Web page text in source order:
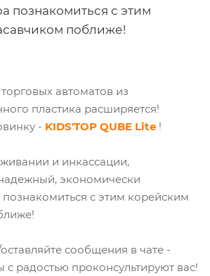
познакомиться с этим
поближе!
автоматов из
пластика расширяется!
- KIDS'TOP QUBE Lite !
и инкассации,
экономически
с этим корейским
сообщения в чате -
радостью проконсультируют вас!